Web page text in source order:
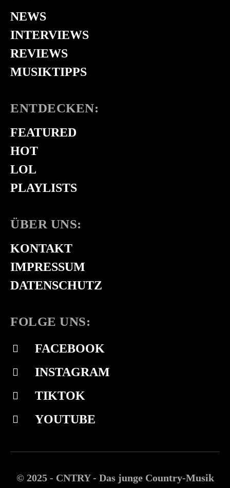
NEWS
INTERVIEWS
REVIEWS
MUSIKTIPPS
ENTDECKEN:
FEATURED
HOT
LOL
PLAYLISTS
ÜBER UNS:
KONTAKT
IMPRESSUM
DATENSCHUTZ
FOLGE UNS:
FACEBOOK
INSTAGRAM
TIKTOK
YOUTUBE
© 2025 - CNTRY - Das junge Country-Musik